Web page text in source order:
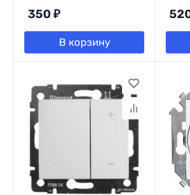
350 ₽
В корзину